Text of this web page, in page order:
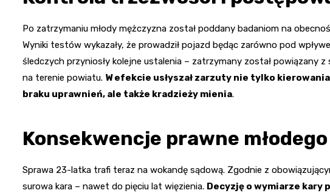
Po zatrzymaniu młody mężczyzna został poddany badaniom na
Wyniki testów wykazały, że prowadził pojazd będąc zarówno pod
śledczych przyniosły kolejne ustalenia – zatrzymany został powiązany
na terenie powiatu. W efekcie usłyszał zarzuty nie tylko
braku uprawnień, ale także kradzieży mienia.
Konsekwencje prawne
Sprawa 23-latka trafi teraz na wokandę sądową. Zgodnie z
surowa kara – nawet do pięciu lat więzienia. Decyzję o wymiarze